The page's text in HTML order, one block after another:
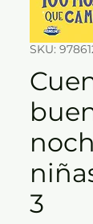
SKU:
3